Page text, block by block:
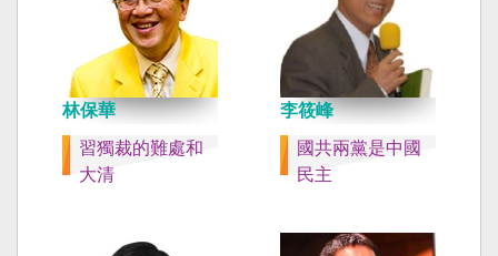
林保華
習獨裁的難處和
大清
李筱峰
國共兩黨是中國
民主